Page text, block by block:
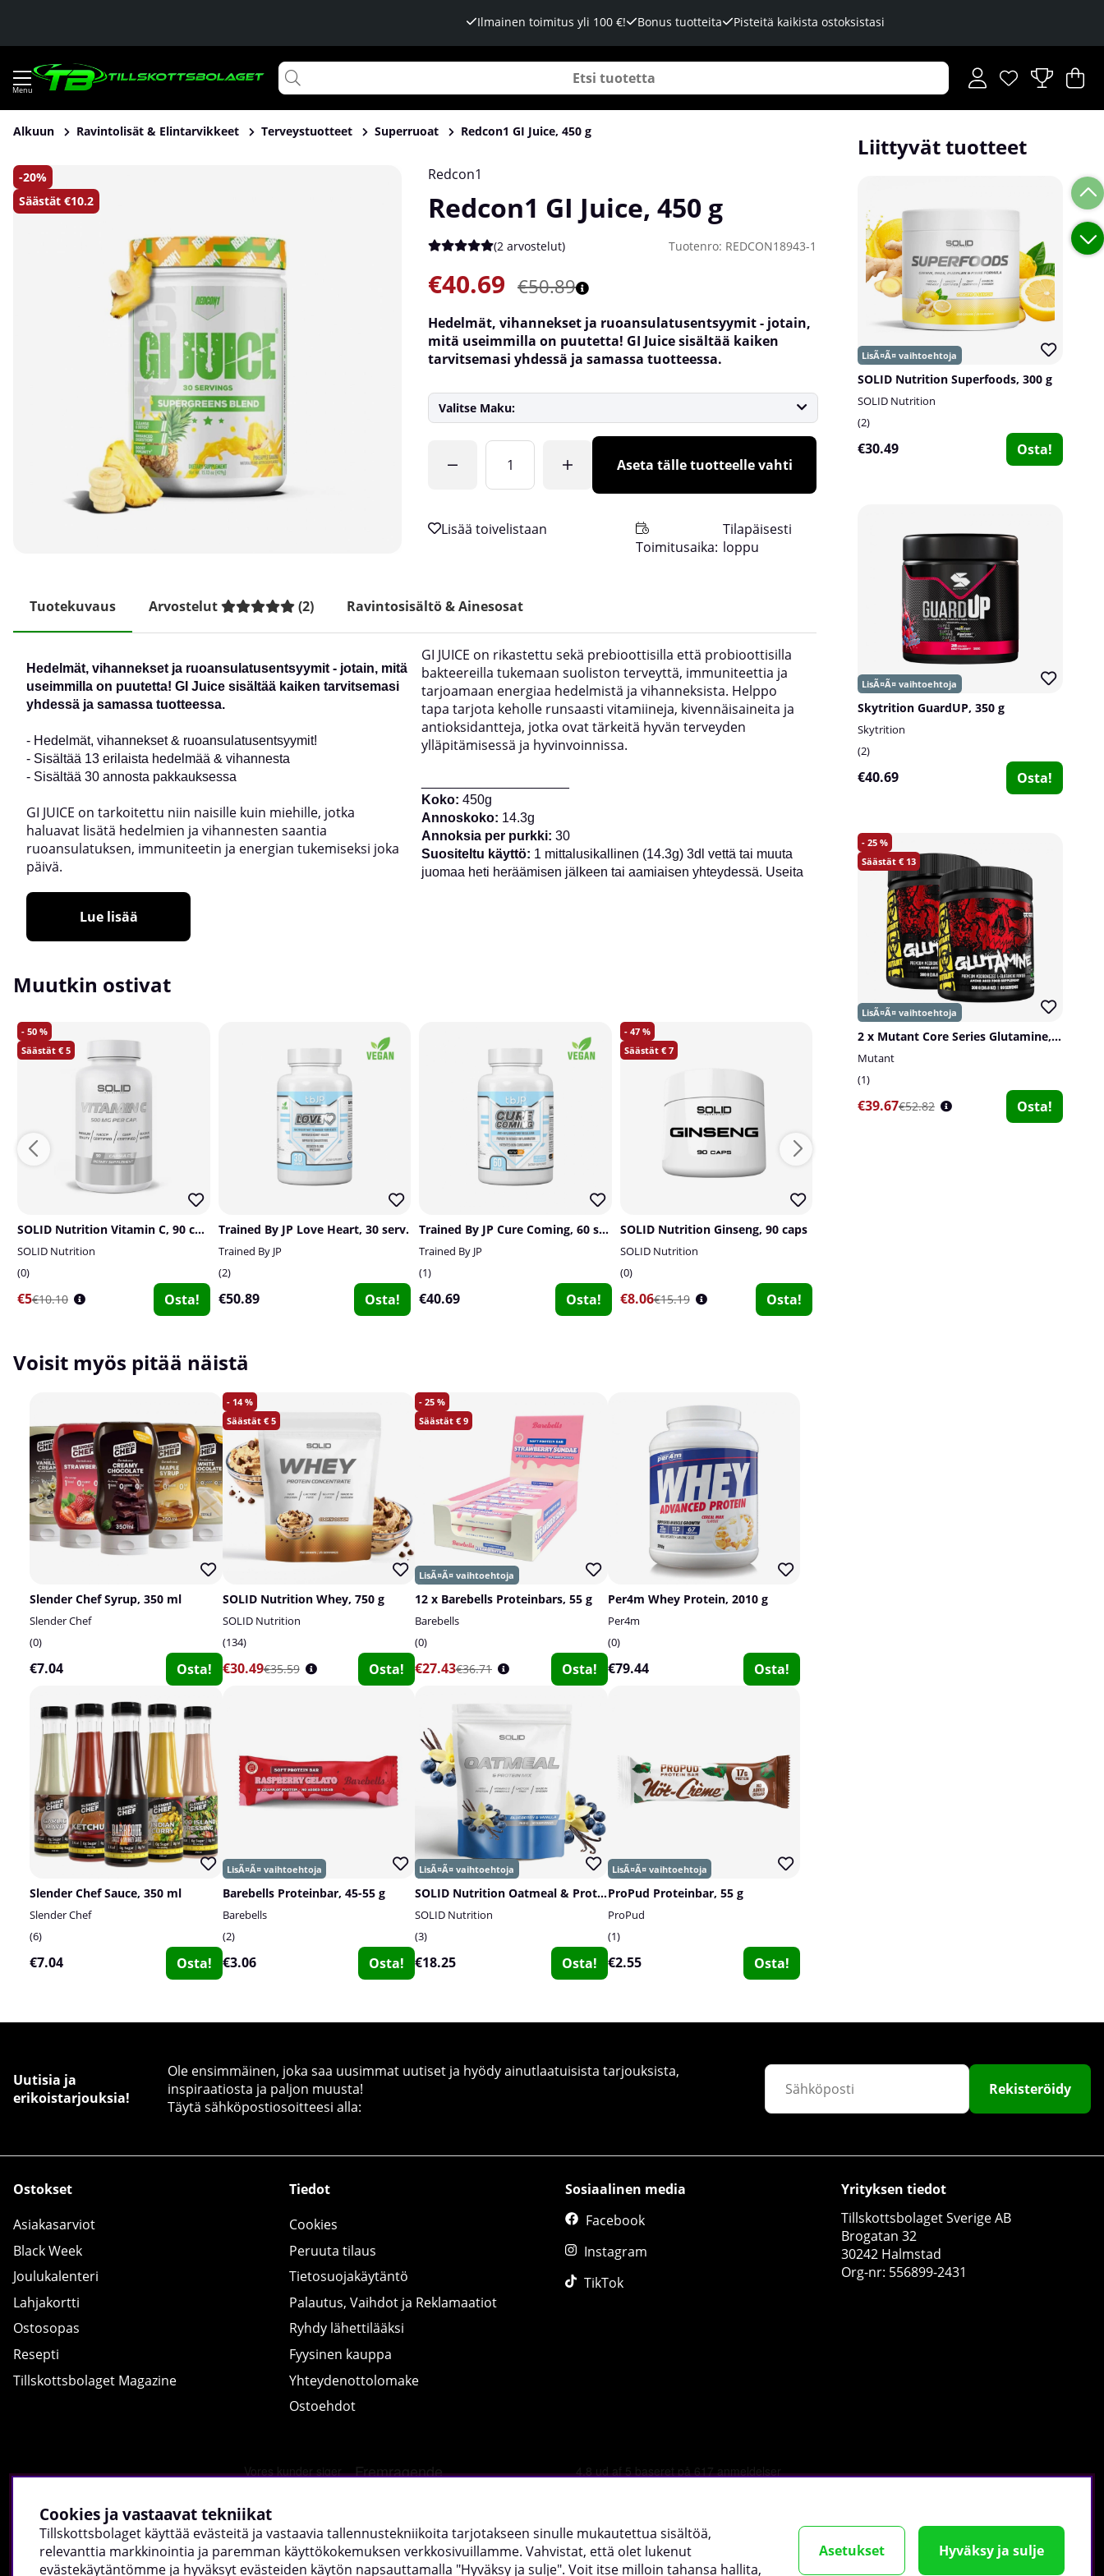
Ilmainen toimitus yli 100 €! Bonus tuotteita Pisteitä kaikista ostoksistasi
Toivelista
Lukumäärä
.
.
Alkuun Ravintolisät & Elintarvikkeet Terveystuotteet Superruoat Redcon1 GI Juice, 450 g
20
Säästät €10.2
Tuotekuvat Redcon1 GI Juice, 450 g Redcon1
Redcon1 GI Juice, 450 g
Keskiarvoluokitus 5 / 5 Arvioiden määrä 2
(2 arvostelut) Tuotenro: REDCON18943-1
€50.89
€40.69
Hedelmät, vihannekset ja ruoansulatusentsyymit - jotain,
mitä useimmilla on puutetta! GI Juice sisältää kaiken
tarvitsemasi yhdessä ja samassa tuotteessa.
Valitse Maku:
Aseta tälle tuotteelle vahti
Toimitusaika:
Tilapäisesti
loppu
Liittyvät tuotteet
SOLID Nutrition Superfoods, 300 g
SOLID Nutrition
2
€30.49 Osta!
Skytrition GuardUP, 350 g
Skytrition
2
€40.69 Osta!
25
13
2 x Mutant Core Series Glutamine, 300 g
Mutant
1
€39.67€52.82 Osta!
Skytrition IsoUP, 750 g
10
Osta!
Tuotekuvaus Arvostelut (2) Ravintosisältö & Ainesosat
Hedelmät, vihannekset ja ruoansulatusentsyymit - jotain, mitä
useimmilla on puutetta! GI Juice sisältää kaiken tarvitsemasi
yhdessä ja samassa tuotteessa.
- Hedelmät, vihannekset & ruoansulatusentsyymit!
- Sisältää 13 erilaista hedelmää & vihannesta
- Sisältää 30 annosta pakkauksessa
GI JUICE on tarkoitettu niin naisille kuin miehille, jotka
haluavat lisätä hedelmien ja vihannesten saantia
ruoansulatuksen, immuniteetin ja energian tukemiseksi joka
päivä.
GI JUICE on rikastettu sekä prebioottisilla että probioottisilla
bakteereilla tukemaan suoliston terveyttä, immuniteettia ja
tarjoamaan energiaa hedelmistä ja vihanneksista. Helppo
tapa tarjota keholle runsaasti vitamiineja, kivennäisaineita ja
antioksidantteja, jotka ovat tärkeitä hyvän terveyden
ylläpitämisessä ja hyvinvoinnissa.
Koko: 450g
Annoskoko: 14.3g
Annoksia per purkki: 30
Suositeltu käyttö: 1 mittalusikallinen (14.3g) 3dl vettä tai muuta
juomaa heti heräämisen jälkeen tai aamiaisen yhteydessä. Useita
annoksia voi nauttia aterioiden yhteydessä
parantamiseksi!
Lue lisää
Muutkin ostivat
50
5
SOLID Nutrition Vitamin C, 90 caps
SOLID Nutrition
0
€5€10.10 Osta!
Trained By JP Love Heart, 30 serv.
Trained By JP
2
€50.89 Osta!
Trained By JP Cure Coming, 60 serv.
Trained By JP
1
€40.69 Osta!
47
7
SOLID Nutrition Ginseng, 90 caps
SOLID Nutrition
0
€8.06€15.19 Osta!
15
Voisit myös pitää näistä
Slender Chef Syrup, 350 ml
Slender Chef
0
€7.04 Osta!
14
5
SOLID Nutrition Whey, 750 g
SOLID Nutrition
134
€30.49€35.59 Osta!
25
9
12 x Barebells Proteinbars, 55 g
Barebells
0
€27.43€36.71 Osta!
Per4m Whey Protein, 2010 g
Per4m
0
€79.44 Osta!
Slender Chef Sauce, 350 ml
Slender Chef
6
€7.04 Osta!
Barebells Proteinbar, 45-55 g
Barebells
2
€3.06 Osta!
SOLID Nutrition Oatmeal & Protein Mix, 750 g
SOLID Nutrition
3
€18.25 Osta!
ProPud Proteinbar, 55 g
ProPud
1
€2.55 Osta!
Uutisia ja
erikoistarjouksia!
Ole ensimmäinen, joka saa uusimmat uutiset ja hyödy ainutlaatuisista tarjouksista,
inspiraatiosta ja paljon muusta!
Täytä sähköpostiosoitteesi alla:
Rekisteröidy
Ostokset
Asiakasarviot
Black Week
Joulukalenteri
Lahjakortti
Ostosopas
Resepti
Tillskottsbolaget Magazine
Tiedot
Cookies
Peruuta tilaus
Tietosuojakäytäntö
Palautus, Vaihdot ja Reklamaatiot
Ryhdy lähettilääksi
Fyysinen kauppa
Yhteydenottolomake
Ostoehdot
Sosiaalinen media
Facebook
Instagram
TikTok
Yrityksen tiedot
Tillskottsbolaget Sverige AB
Brogatan 32
30242 Halmstad
Org-nr: 556899-2431
Cookies ja vastaavat tekniikat
Tillskottsbolaget käyttää evästeitä ja vastaavia tallennustekniikoita tarjotakseen sinulle mukautettua sisältöä,
relevanttia markkinointia ja paremman käyttökokemuksen verkkosivuillamme. Vahvistat, että olet lukenut
evästekäytäntömme ja hyväksyt evästeiden käytön napsauttamalla "Hyväksy ja sulje". Voit itse milloin tahansa hallita,
Asetukset Hyväksy ja sulje